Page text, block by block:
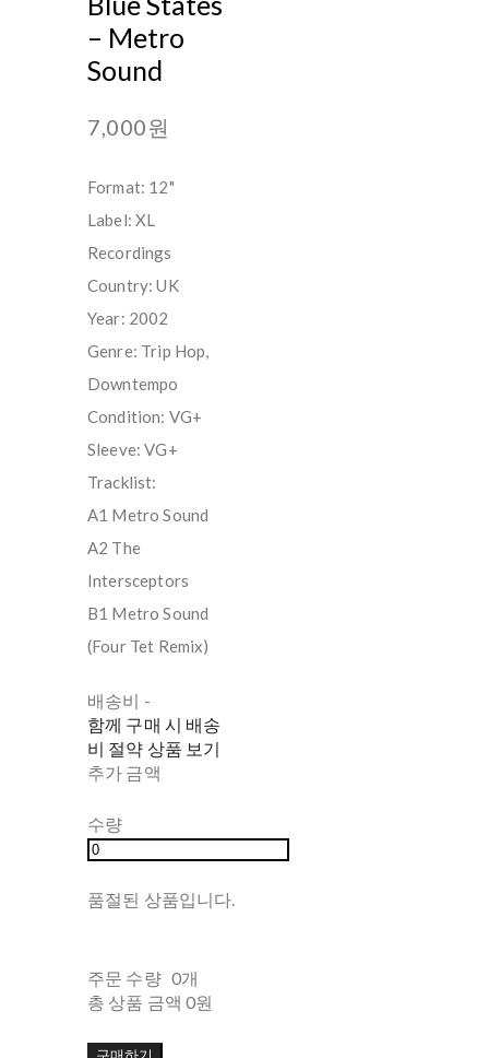
– Metro
Sound
7,000원
Format: 12"
Label: XL
Recordings
Country: UK
Year: 2002
Genre: Trip Hop,
Downtempo
Condition: VG+
Sleeve: VG+
Tracklist:
A1 Metro Sound
A2 The
Intersceptors
B1 Metro Sound
(Four Tet Remix)
배송비 -
함께 구매 시 배송
비 절약 상품 보기
추가 금액
수량
품절된 상품입니다.
주문 수량 0개
총 상품 금액 0원
구매하기